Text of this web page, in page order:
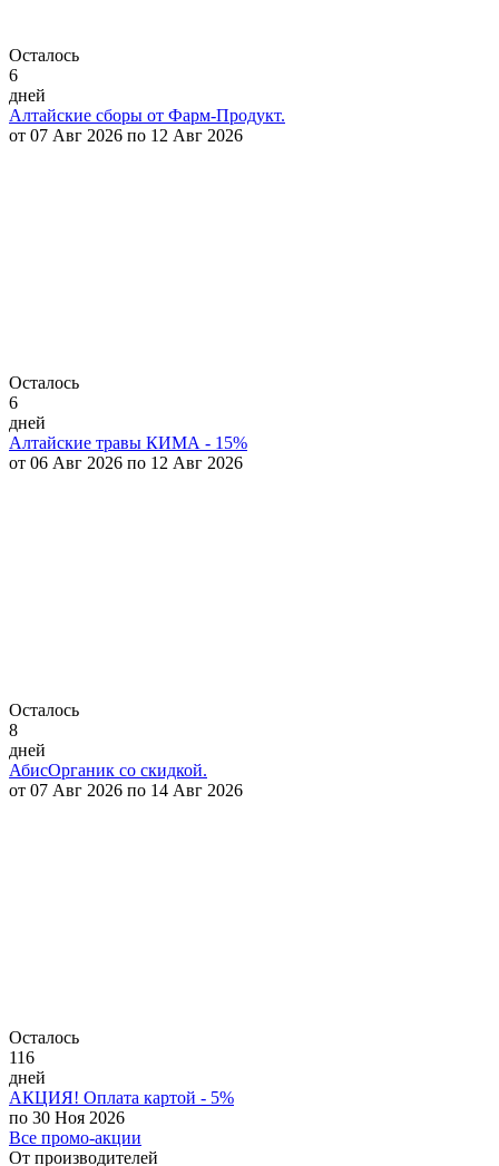
Осталось
6
дней
Алтайские сборы от Фарм-Продукт.
от 07 Авг 2026 по 12 Авг 2026
Осталось
6
дней
Алтайские травы КИМА - 15%
от 06 Авг 2026 по 12 Авг 2026
Осталось
8
дней
АбисОрганик со скидкой.
от 07 Авг 2026 по 14 Авг 2026
Осталось
116
дней
АКЦИЯ! Оплата картой - 5%
по 30 Ноя 2026
Все промо-акции
От производителей